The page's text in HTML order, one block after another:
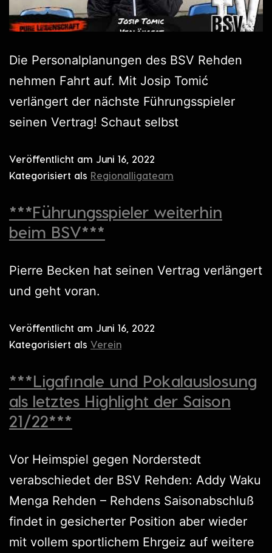
Die Personalplanungen des BSV Rehden
nehmen Fahrt auf. Mit Josip Tomić
verlängert der nächste Führungsspieler
seinen Vertrag! Schaut selbst
Veröffentlicht am Juni 16, 2022
Kategorisiert als Regionalligateam
***Führungsspieler weiterhin
beim BSV***
Pierre Becken hat seinen Vertrag verlängert
und geht voran.
Veröffentlicht am Juni 16, 2022
Kategorisiert als Verein
***Ligafinale und Pokalauslosung
als letztes Highlight der Saison
21/22***
Vor Heimspiel gegen Norderstedt
verabschiedet der BSV Rehden: Addy Waku
Menga Rehden – Rehdens Saisonabschluß
findet in gesicherter Position aber wieder
mit vollem sportlichem Ehrgeiz auf weitere